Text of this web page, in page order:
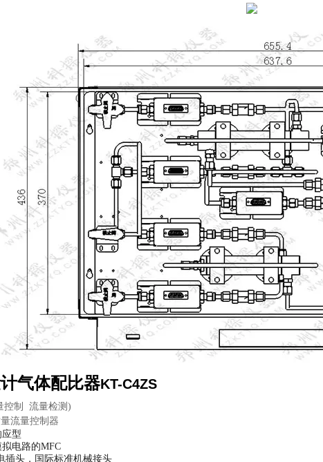
气体配比器KT-C4ZS
控制 流量检测)
流量控制器
型
电路的MFC
插头，国际标准机械接头